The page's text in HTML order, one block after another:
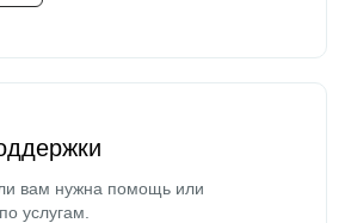
вам нужна помощь или
услугам.